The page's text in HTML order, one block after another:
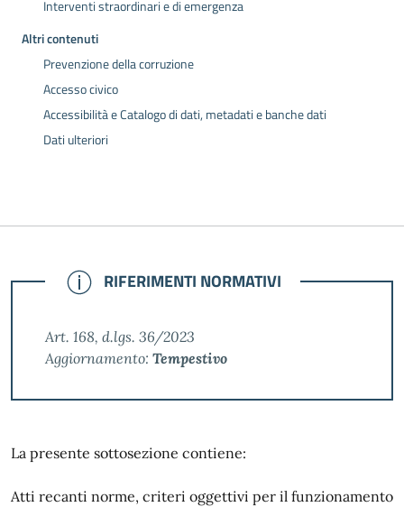
Interventi straordinari e di emergenza
Altri contenuti
Prevenzione della corruzione
Accesso civico
Accessibilità e Catalogo di dati, metadati e banche dati
Dati ulteriori
NOTE
RIFERIMENTI NORMATIVI
Art. 168, d.lgs. 36/2023
Aggiornamento: Tempestivo
La presente sottosezione contiene:
Atti recanti norme, criteri oggettivi per il funzionamento